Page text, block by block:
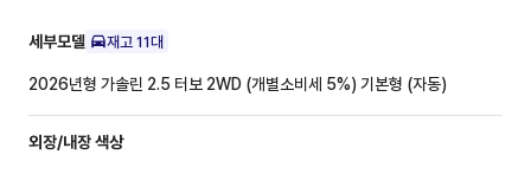
세부모델 재고 11대
2026년형 가솔린 2.5 터보 2WD (개별소비세 5%) 기본형 (자동)
외장/내장색상